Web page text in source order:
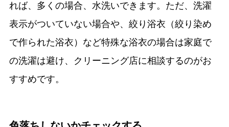
れば、多くの場合、水洗いできます。ただ、洗濯
表示がついていない場合や、絞り浴衣（絞り染め
で作られた浴衣）など特殊な浴衣の場合は家庭で
の洗濯は避け、クリーニング店に相談するのがお
すすめです。